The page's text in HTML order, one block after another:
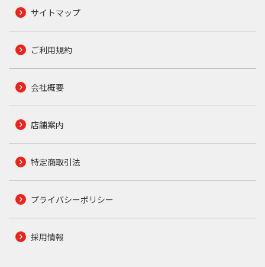
サイトマップ
ご利用規約
会社概要
店舗案内
特定商取引法
プライバシーポリシー
採用情報